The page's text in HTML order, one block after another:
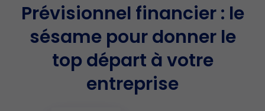
Prévisionnel financier : le
sésame pour donner le
top départ à votre
entreprise